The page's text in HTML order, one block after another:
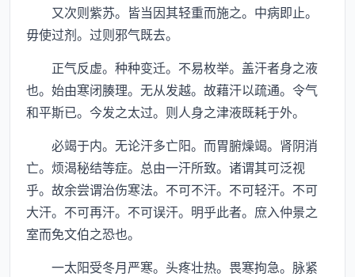
又次则紫苏。皆当因其轻重而施之。中病即止。
毋使过剂。过则邪气既去。
正气反虚。种种变迁。不易枚举。盖汗者身之液
也。始由寒闭腠理。无从发越。故藉汗以疏通。令气
和平斯已。今发之太过。则人身之津液既耗于外。
必竭于内。无论汗多亡阳。而胃腑燥竭。肾阴消
亡。烦渴秘结等症。总由一汗所致。诸谓其可泛视
乎。故余尝谓治伤寒法。不可不汗。不可轻汗。不可
大汗。不可再汗。不可误汗。明乎此者。庶入仲景之
室而免文伯之恐也。
一太阳受冬月严寒。头疼壮热。畏寒拘急。脉紧